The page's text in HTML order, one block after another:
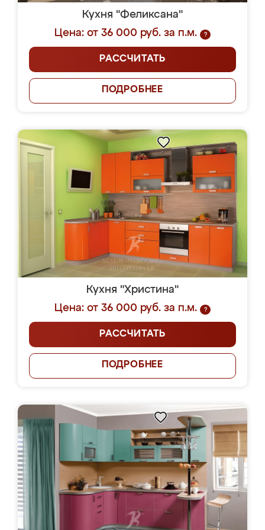
Кухня "Феликсана"
Цена: от 36 000 руб. за п.м.
?
РАССЧИТАТЬ
ПОДРОБНЕЕ
Кухня "Христина"
Цена: от 36 000 руб. за п.м.
?
РАССЧИТАТЬ
ПОДРОБНЕЕ